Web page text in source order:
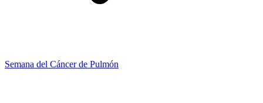
Semana del Cáncer de Pulmón